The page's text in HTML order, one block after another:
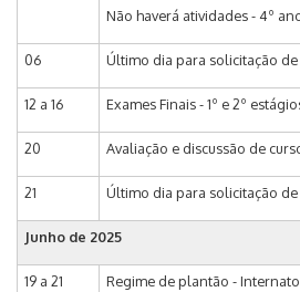
Não haverá atividades - 4º
06 Último dia para solicitação
12 a 16 Exames Finais - 1º e 2º
20 Avaliação e discussão de
21 Último dia para solicitação
Junho de 2025
19 a 21 Regime de plantão -